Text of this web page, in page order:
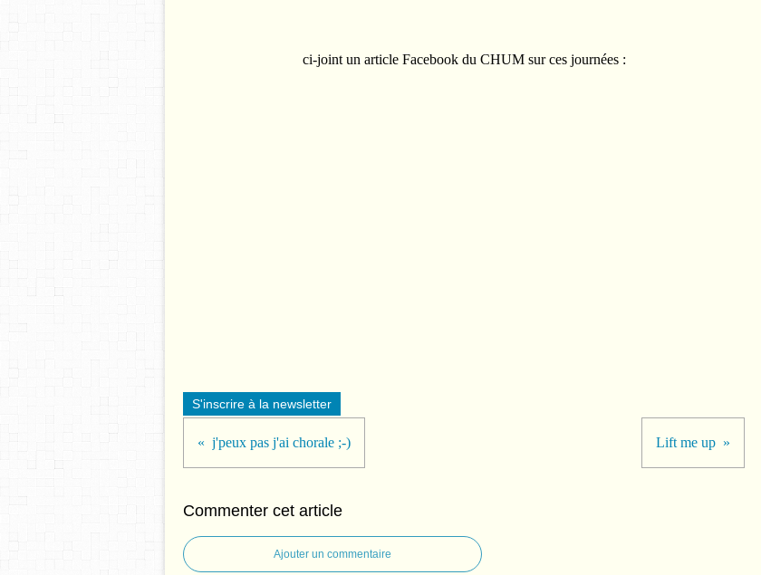
ci-joint un article Facebook du CHUM sur ces journées :
S'inscrire à la newsletter
j'peux pas j'ai chorale ;-) Lift me up
Commenter cet article
Ajouter un commentaire